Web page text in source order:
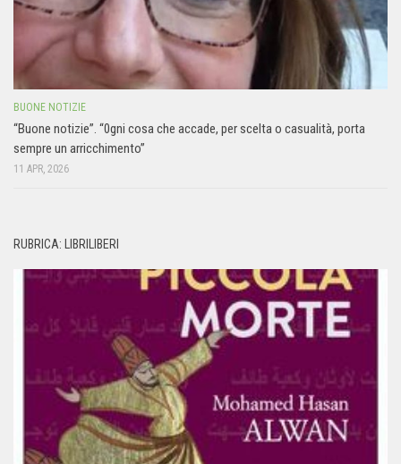
BUONE NOTIZIE
“Buone notizie”. “0gni cosa che accade, per scelta o casualità, porta
sempre un arricchimento”
11 APR, 2026
RUBRICA: LIBRILIBERI